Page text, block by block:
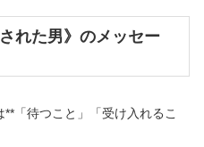
れた男》のメッセー
「待つこと」「受け入れるこ